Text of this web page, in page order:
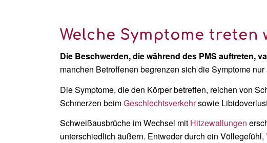
Welche Symptome treten
Die Beschwerden, die während des PMS auftreten,
manchen Betroffenen begrenzen sich die Symptome
Die Symptome, die den Körper betreffen, reichen von
Schmerzen beimGeschlechtsverkehrsowie
Schweißausbrüche im Wechsel mit Hitzewallungen
unterschiedlich äußern. Entweder durch ein Völlegefühl,